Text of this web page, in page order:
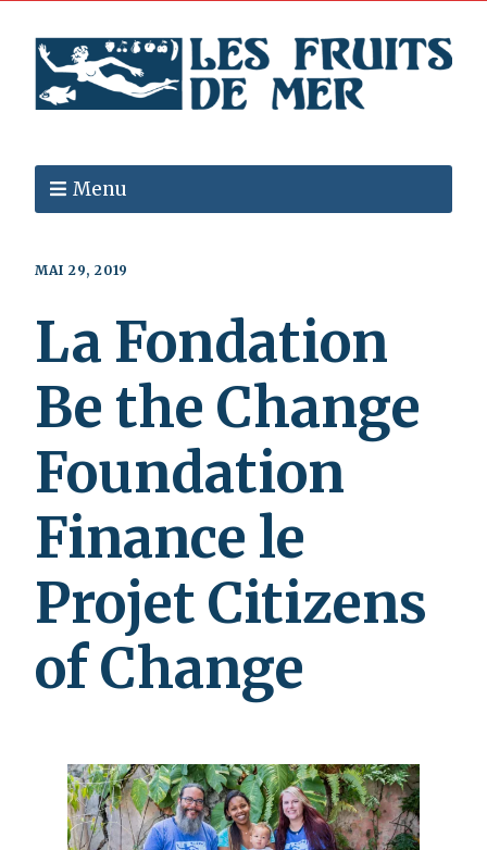
Menu
MAI 29, 2019
La Fondation
Be the Change
Foundation
Finance le
Projet Citizens
of Change